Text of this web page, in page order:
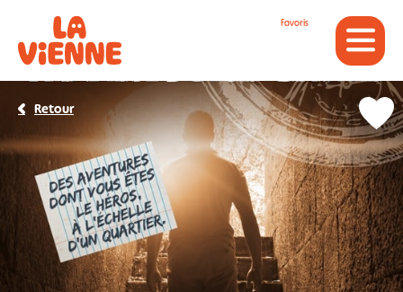
Favoris
Retour